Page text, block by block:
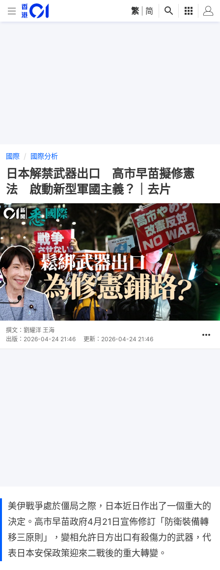
繁 简
國際 國際分析
日本解禁武器出口 高市早苗擬修憲
法 啟動新型軍國主義？｜去片
撰文： 劉耀洋 王海
出版： 2026-04-24 21:46 更新： 2026-04-24 21:46
美伊戰爭處於僵局之際，日本近日作出了一個重大的
決定。高市早苗政府4月21日宣佈修訂「防衛裝備轉
移三原則」，變相允許日方出口有殺傷力的武器，代
表日本安保政策迎來二戰後的重大轉變。